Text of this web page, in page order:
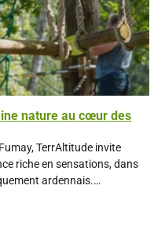
nature au cœur des
TerrAltitude invite
riche en sensations, dans
ardennais.
au cœur de la
préservée, le...